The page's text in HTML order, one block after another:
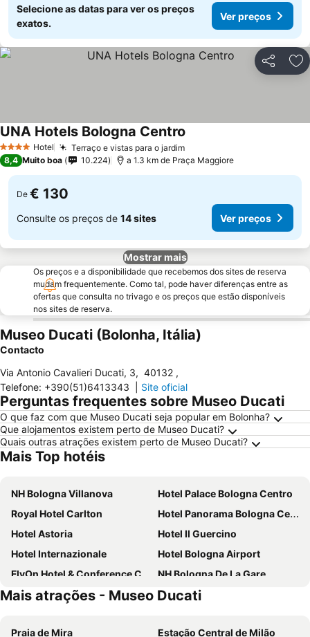
Selecione as datas para ver os preços
exatos.
Ver preços
Partilhar
4 EstrelasHotel Terraço e vistas para o jardim
UNA Hotels Bologna Centro
8,4 Muito boa 10.224 a 1.3 km de Praça Maggiore
De € 130
Consulte os preços de 14 sites Ver preços
Mostrar mais
Os preços e a disponibilidade que recebemos dos sites de reserva
mudam frequentemente. Como tal, pode haver diferenças entre as
ofertas que consulta no trivago e os preços que estão disponíveis
nos sites de reserva.
Museo Ducati (Bolonha, Itália)
Contacto
Via Antonio Cavalieri Ducati, 3, 40132 ,
Telefone: +390(51)6413343 Site oficial
Perguntas frequentes sobre Museo Ducati
O que faz com que Museo Ducati seja popular em Bolonha?
Que alojamentos existem perto de Museo Ducati?
Quais outras atrações existem perto de Museo Ducati?
Mais Top hotéis
NH Bologna Villanova
Hotel Palace Bologna Centro
Royal Hotel Carlton
Hotel Panorama Bologna Centro
Hotel Astoria
Hotel Il Guercino
Hotel Internazionale
Hotel Bologna Airport
FlyOn Hotel & Conference Center
NH Bologna De La Gare
Grand Hotel Elite
The Social Hub Bologna
Mercure Bologna Centro
Hotel Cosmopolitan Bologna
Mais atrações - Museo Ducati
Praia de Mira
Estação Central de Milão